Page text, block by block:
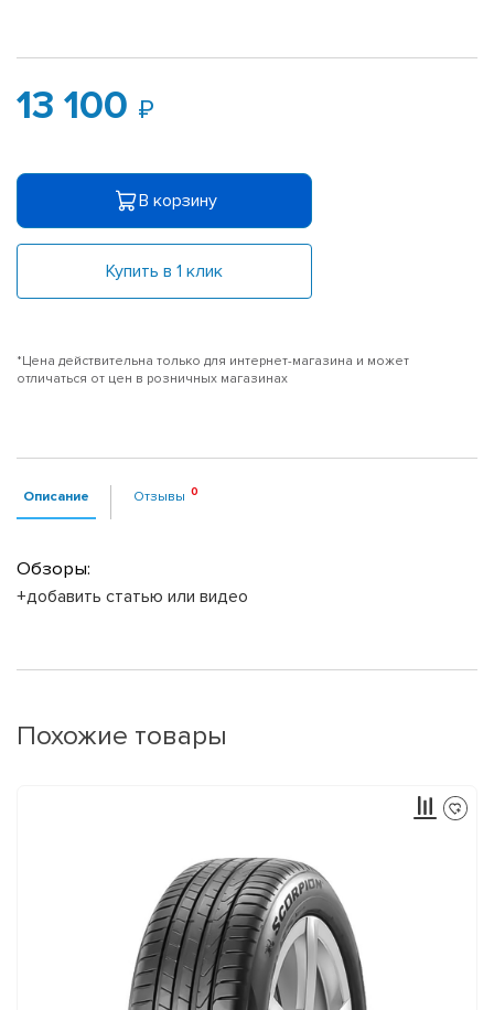
13 100
В корзину
Купить в 1 клик
*Цена действительна только для интернет-магазина и может
отличаться от цен в розничных магазинах
Описание Отзывы
Обзоры:
+добавить статью или видео
Похожие товары